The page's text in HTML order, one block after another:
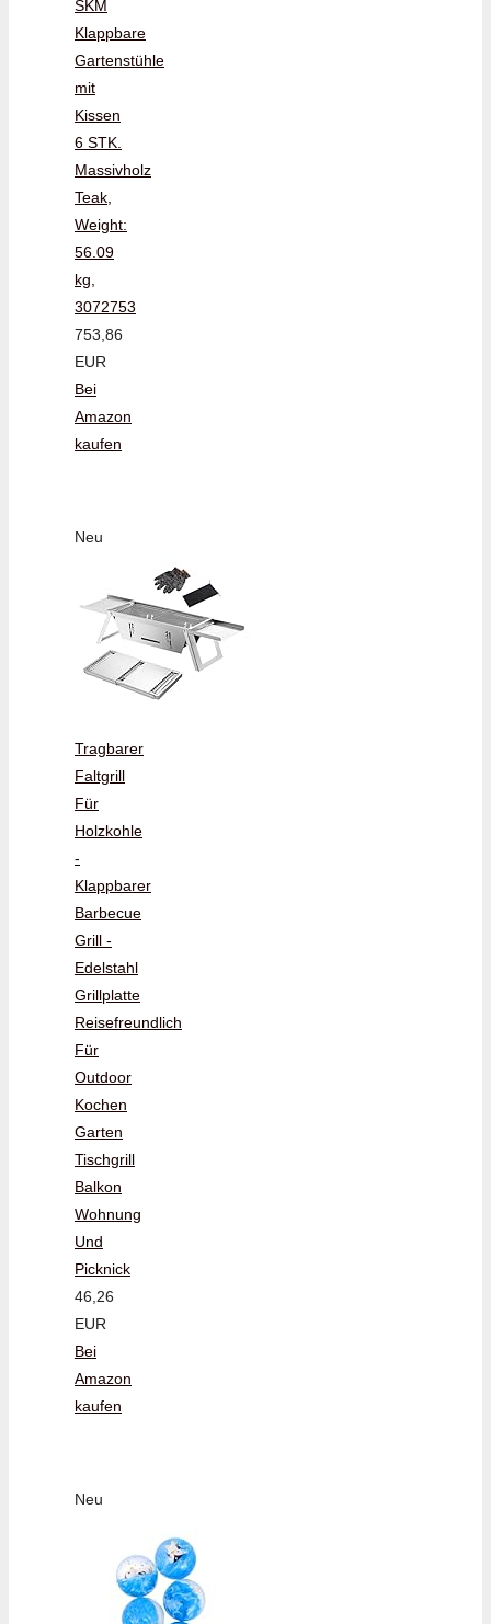
SKM
Klappbare
Gartenstühle
mit
Kissen
6 STK.
Massivholz
Teak,
Weight:
56.09
kg,
3072753
753,86
EUR
Bei
Amazon
kaufen
Neu
Tragbarer
Faltgrill
Für
Holzkohle
-
Klappbarer
Barbecue
Grill -
Edelstahl
Grillplatte
Reisefreundlich
Für
Outdoor
Kochen
Garten
Tischgrill
Balkon
Wohnung
Und
Picknick
46,26
EUR
Bei
Amazon
kaufen
Neu